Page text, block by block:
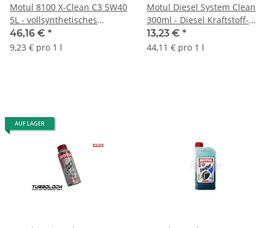
Motul 8100 X-Clean C3 5W40
5L - vollsynthetisches
Motoröl - BMW MB Porsche
VW - 102051
46,16 € *
9,23 € pro 1 l
Motul Diesel System Clean
300ml - Diesel Kraftstoff-
Einspritzsystem-Reiniger-
108117
13,23 € *
44,11 € pro 1 l
AUF LAGER